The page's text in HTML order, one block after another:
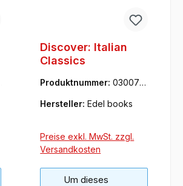
Discover: Italian
Classics
Produktnummer:030071
Hersteller:Edel books
Preise exkl. MwSt. zzgl.
Versandkosten
Um dieses